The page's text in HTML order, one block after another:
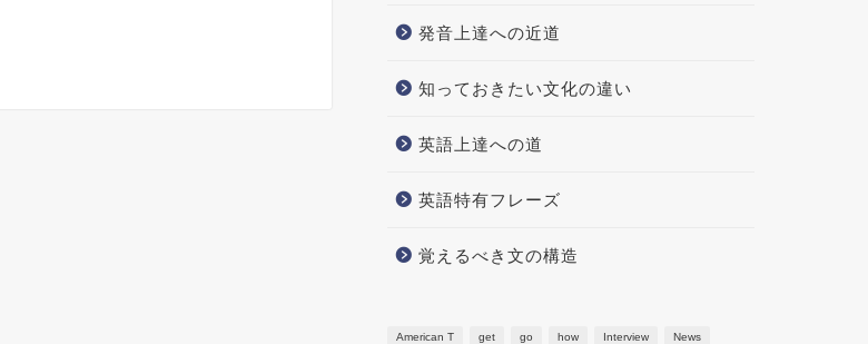
発音上達への近道
知っておきたい文化の違い
英語上達への道
英語特有フレーズ
覚えるべき文の構造
American T get go how Interview News